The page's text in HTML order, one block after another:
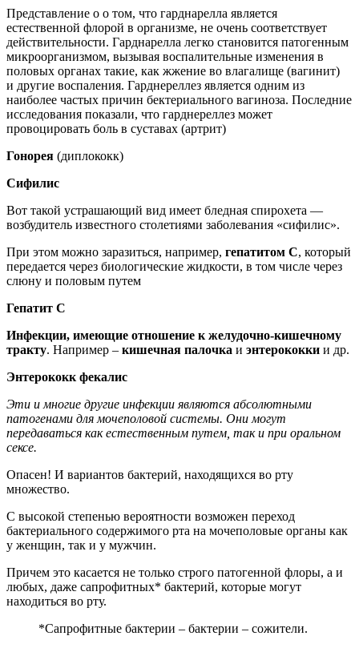
Представление о о том, что гарднарелла является
естественной флорой в организме, не очень соответствует
действительности. Гарднарелла легко становится патогенным
микроорганизмом, вызывая воспалительные изменения в
половых органах такие, как жжение во влагалище (вагинит)
и другие воспаления. Гарднереллез является одним из
наиболее частых причин бектериального вагиноза. Последние
исследования показали, что гарднереллез может
провоцировать боль в суставах (артрит)
Гонорея (диплококк)
Сифилис
Вот такой устрашающий вид имеет бледная спирохета —
возбудитель известного столетиями заболевания «сифилис».
При этом можно заразиться, например, гепатитом С, который
передается через биологические жидкости, в том числе через
слюну и половым путем
Гепатит C
Инфекции, имеющие отношение к желудочно-кишечному
тракту. Например – кишечная палочка и энтерококки и др.
Энтерококк фекалис
Эти и многие другие инфекции являются абсолютными
патогенами для мочеполовой системы. Они могут
передаваться какестественным путем, так и при оральном
сексе.
Опасен! И вариантов бактерий, находящихся во рту
множество.
С высокой степенью вероятности возможен переход
бактериального содержимого рта на мочеполовые органы как
у женщин, так и у мужчин.
Причем это касается не только строго патогенной флоры, а и
любых, даже сапрофитных* бактерий, которые могут
находиться во рту.
*Сапрофитные бактерии – бактерии – сожители.